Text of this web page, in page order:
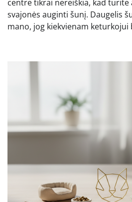
centre tikrai nereiškia, kad turite
svajonės auginti šunį. Daugelis
mano, jog kiekvienam